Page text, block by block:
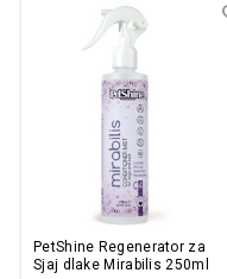
PetShine Regenerator za
Sjaj dlake Mirabilis 250ml